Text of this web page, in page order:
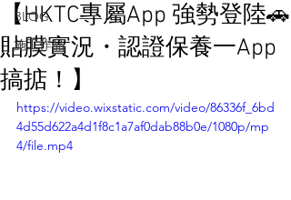
BLOG
施工作品
【HKTC專屬App 強勢登陸🚗
貼膜實況・認證保養一App
搞掂！】
https://video.wixstatic.com/video/86336f_6bd
4d55d622a4d1f8c1a7af0dab88b0e/1080p/mp
4/file.mp4